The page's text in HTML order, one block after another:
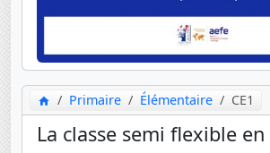
Primaire Élémentaire CE1
La classe semi flexible en